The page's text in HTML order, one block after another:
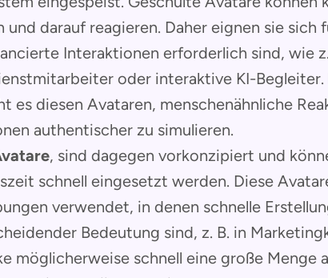
und darauf reagieren. Daher eignen sie sich
Interaktionen erforderlich sind, wie
oder interaktive KI-Begleiter.
es diesen Avataren, menschenähnliche
authentischer zu simulieren.
, sind dagegen vorkonzipiert und
schnell eingesetzt werden. Diese
verwendet, in denen schnelle
Bedeutung sind, z. B. in
möglicherweise schnell eine große Menge